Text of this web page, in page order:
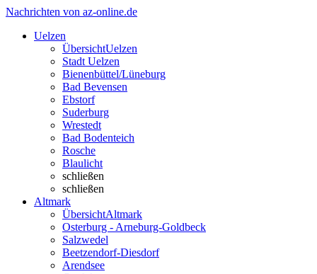
Nachrichten von az-online.de
Uelzen
ÜbersichtUelzen
Stadt Uelzen
Bienenbüttel/Lüneburg
Bad Bevensen
Ebstorf
Suderburg
Wrestedt
Bad Bodenteich
Rosche
Blaulicht
schließen
schließen
Altmark
ÜbersichtAltmark
Osterburg - Arneburg-Goldbeck
Salzwedel
Beetzendorf-Diesdorf
Arendsee